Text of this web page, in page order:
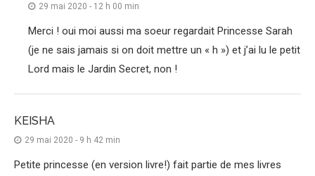
29 mai 2020 - 12 h 00 min
Merci ! oui moi aussi ma soeur regardait Princesse Sarah
(je ne sais jamais si on doit mettre un « h ») et j’ai lu le petit
Lord mais le Jardin Secret, non !
KEISHA
29 mai 2020 - 9 h 42 min
Petite princesse (en version livre!) fait partie de mes livres